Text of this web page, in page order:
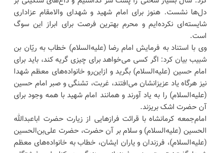
دل‌ها نشست. هنوز برای امام شهید و شهدای والامقام عزاداری
شایسته‌ای نکرده‌ایم و محرم بهترین فرصت برای ابراز این سوگ
است.
وی با استناد به فرمایش امام رضا (علیه‌السلام) خطاب به ریّان بن
شبیب بیان کرد: اگر کسی می‌خواهد برای چیزی گریه کند، باید برای
امام حسین (علیه‌السلام) بگرید و ازاین‌رو خانواده‌های معظم شهدا
نیز هرگاه یاد عزیزانشان می‌افتند، غربت، تشنگی و صبر امام حسین
(علیه‌السلام) را به یاد آورند و همانند امام شهید با همه وجود برای
آن حضرت اشک بریزند.
امام‌جمعه کرمانشاه با قرائت فرازهایی از زیارت حضرت اباعبدالله
الحسین (علیه‌السلام) و سلام بر آن حضرت، حضرت علی‌بن‌الحسین
(علیه‌السلام)، فرزندان و یاران ایشان، خطاب به خانواده‌های معظم